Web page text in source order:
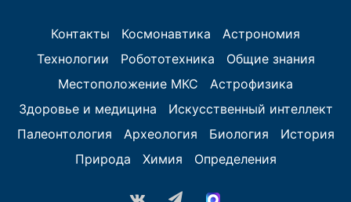
Контакты Космонавтика
Астрономия
Технологии
Робототехника
Общие знания
Местоположение МКС
Астрофизика
Здоровье и медицина
Искусственный интеллект
Палеонтология
Археология Биология
История
Природа
Химия Определения
vk.com Telegram